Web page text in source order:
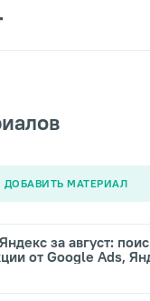
ДОБАВИТЬ МАТЕРИАЛ
за август:
от Google Ads,